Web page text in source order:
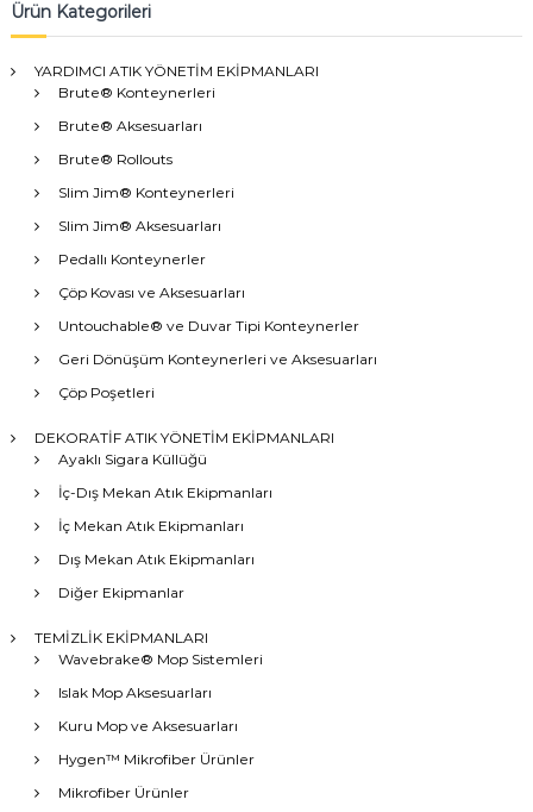
Ürün Kategorileri
YARDIMCI ATIK YÖNETİM EKİPMANLARI
Brute® Konteynerleri
Brute® Aksesuarları
Brute® Rollouts
Slim Jim® Konteynerleri
Slim Jim® Aksesuarları
Pedallı Konteynerler
Çöp Kovası ve Aksesuarları
Untouchable® ve Duvar Tipi Konteynerler
Geri Dönüşüm Konteynerleri ve Aksesuarları
Çöp Poşetleri
DEKORATİF ATIK YÖNETİM EKİPMANLARI
Ayaklı Sigara Küllüğü
İç-Dış Mekan Atık Ekipmanları
İç Mekan Atık Ekipmanları
Dış Mekan Atık Ekipmanları
Diğer Ekipmanlar
TEMİZLİK EKİPMANLARI
Wavebrake® Mop Sistemleri
Islak Mop Aksesuarları
Kuru Mop ve Aksesuarları
Hygen™ Mikrofiber Ürünler
Mikrofiber Ürünler